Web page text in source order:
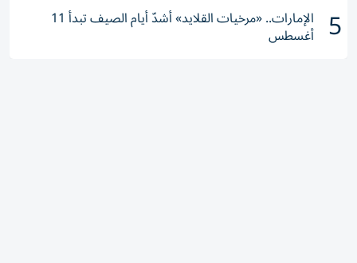
5 الإمارات.. «مرخيات القلايد» أشدّ أيام الصيف تبدأ 11
أغسطس